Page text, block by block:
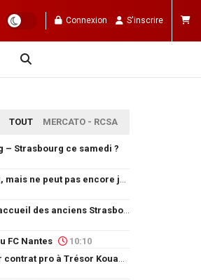
Connexion S'inscrire
TOUT MERCATO - RCSA
– Strasbourg ce samedi ?
FC Nantes
10:10